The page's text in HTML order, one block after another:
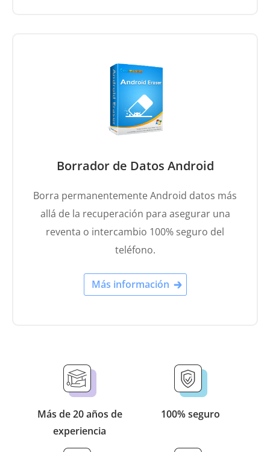
Borrador de Datos Android
Borra permanentemente Android datos más
allá de la recuperación para asegurar una
reventa o intercambio 100% seguro del
teléfono.
Más información
Más de 20 años de
experiencia
100% seguro